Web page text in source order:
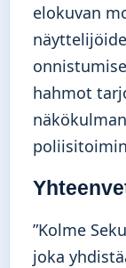
elokuvan
hahmot
”Kolme
joka